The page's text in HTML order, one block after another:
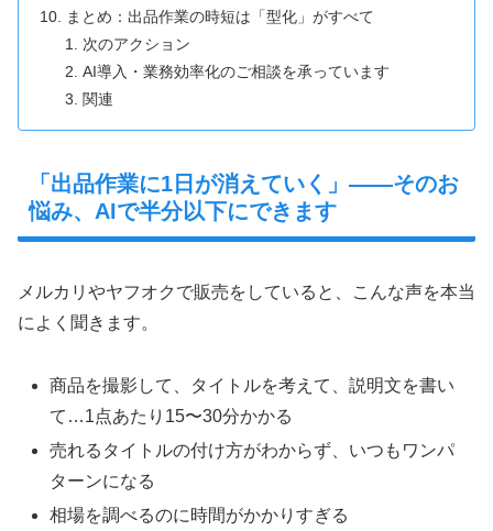
まとめ：出品作業の時短は「型化」がすべて
次のアクション
AI導入・業務効率化のご相談を承っています
関連
「出品作業に1日が消えていく」――そのお
悩み、AIで半分以下にできます
メルカリやヤフオクで販売をしていると、こんな声を本当
によく聞きます。
商品を撮影して、タイトルを考えて、説明文を書い
て…1点あたり15〜30分かかる
売れるタイトルの付け方がわからず、いつもワンパ
ターンになる
相場を調べるのに時間がかかりすぎる